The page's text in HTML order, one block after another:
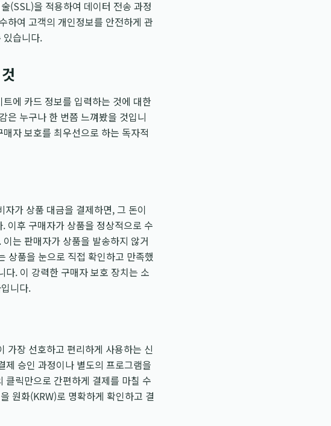
(SSL)을 적용하여 데이터 전송 과정
하여 고객의 개인정보를 안전하게 관
있습니다.
에 카드 정보를 입력하는 것에 대한
은 누구나 한 번쯤 느껴봤을 것입니
자 보호를 최우선으로 하는 독자적
가 상품 대금을 결제하면, 그 돈이
이후 구매자가 상품을 정상적으로 수
는 판매자가 상품을 발송하지 않거
상품을 눈으로 직접 확인하고 만족했
. 이 강력한 구매자 보호 장치는 소
니다.
가장 선호하고 편리하게 사용하는 신
승인 과정이나 별도의 프로그램을
클릭만으로 간편하게 결제를 마칠 수
원화(KRW)로 명확하게 확인하고 결